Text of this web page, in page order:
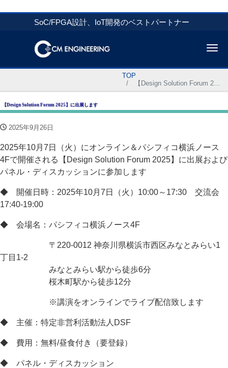
SoC/FPGA設計、IoT開発のベストパートナー
TOP
【Design Solution Forum 2025】に出展します
【Design Solution Forum 2025】に出展します
2025年9月26日
2025年10月7日（火）にオンライン＆パシフィコ横浜ノース
4Fで開催される【Design Solution Forum 2025】に出展および
パネル・ディスカッションに参加します
◆ 開催日時：2025年10月7日（火）10:00～17:30 交流会
17:40-19:00
◆ 会場名：パシフィコ横浜ノース4F
〒220-0012 神奈川県横浜市西区みなとみらい1
丁目1-2
みなとみらい駅から徒歩6分
桜木町駅から徒歩12分
※講演をオンラインでライブ配信致します
◆ 主催：特定非営利活動法人DSF
◆ 費用：無料/昼食付き（要登録）
◆ パネル・ディスカッション